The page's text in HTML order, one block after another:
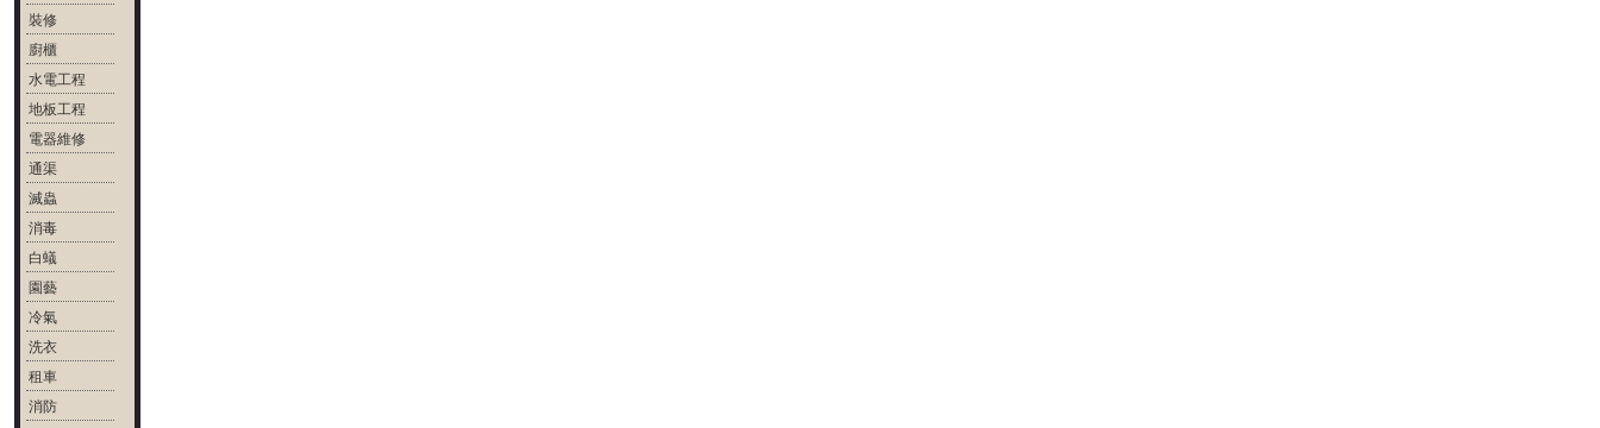
裝修
廚櫃
水電工程
地板工程
電器維修
通渠
滅蟲
消毒
白蟻
園藝
冷氣
洗衣
租車
消防